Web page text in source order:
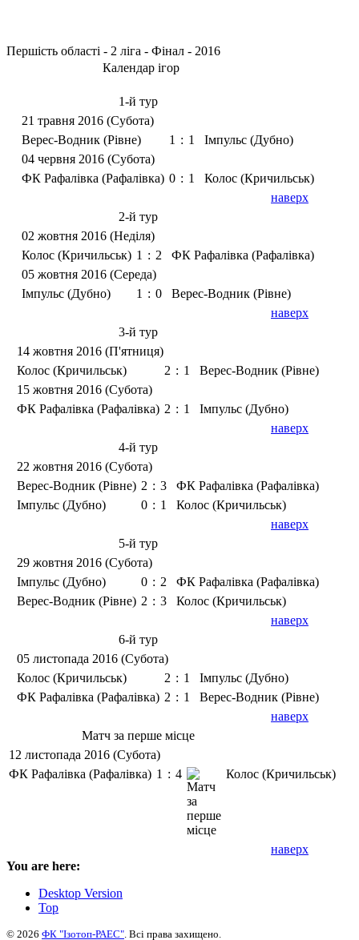
Першість області - 2 ліга - Фінал - 2016
Календар ігор
1-й тур
21 травня 2016 (Субота)
Верес-Водник (Рівне)
1 : 1
Імпульс (Дубно)
04 червня 2016 (Субота)
ФК Рафалівка (Рафалівка) 0 : 1
Колос (Кричильськ)
наверх
2-й тур
02 жовтня 2016 (Неділя)
Колос (Кричильськ) 1 : 2
ФК Рафалівка (Рафалівка)
05 жовтня 2016 (Середа)
Імпульс (Дубно)
1 : 0
Верес-Водник (Рівне)
наверх
3-й тур
14 жовтня 2016 (П'ятниця)
Колос (Кричильськ)
2 : 1
Верес-Водник (Рівне)
15 жовтня 2016 (Субота)
ФК Рафалівка (Рафалівка) 2 : 1
Імпульс (Дубно)
наверх
4-й тур
22 жовтня 2016 (Субота)
Верес-Водник (Рівне) 2 : 3
ФК Рафалівка (Рафалівка)
Імпульс (Дубно)
0 : 1
Колос (Кричильськ)
наверх
5-й тур
29 жовтня 2016 (Субота)
Імпульс (Дубно)
0 : 2
ФК Рафалівка (Рафалівка)
Верес-Водник (Рівне) 2 : 3
Колос (Кричильськ)
наверх
6-й тур
05 листопада 2016 (Субота)
Колос (Кричильськ)
2 : 1
Імпульс (Дубно)
ФК Рафалівка (Рафалівка) 2 : 1
Верес-Водник (Рівне)
наверх
Матч за перше місце
12 листопада 2016 (Субота)
ФК Рафалівка (Рафалівка) 1 : 4 Колос (Кричильськ)
наверх
You are here:
Desktop Version
Top
© 2026 ФК "Ізотоп-РАЕС" . Всі права захищено.